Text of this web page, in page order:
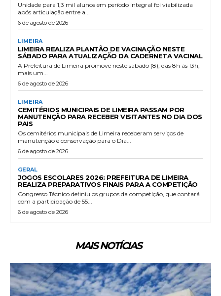
Unidade para 1,3 mil alunos em período integral foi viabilizada
após articulação entre a...
6 de agosto de 2026
LIMEIRA
LIMEIRA REALIZA PLANTÃO DE VACINAÇÃO NESTE
SÁBADO PARA ATUALIZAÇÃO DA CADERNETA VACINAL
A Prefeitura de Limeira promove neste sábado (8), das 8h às 13h,
mais um...
6 de agosto de 2026
LIMEIRA
CEMITÉRIOS MUNICIPAIS DE LIMEIRA PASSAM POR
MANUTENÇÃO PARA RECEBER VISITANTES NO DIA DOS
PAIS
Os cemitérios municipais de Limeira receberam serviços de
manutenção e conservação para o Dia...
6 de agosto de 2026
GERAL
JOGOS ESCOLARES 2026: PREFEITURA DE LIMEIRA
REALIZA PREPARATIVOS FINAIS PARA A COMPETIÇÃO
Congresso Técnico definiu os grupos da competição, que contará
com a participação de 55...
6 de agosto de 2026
MAIS NOTÍCIAS